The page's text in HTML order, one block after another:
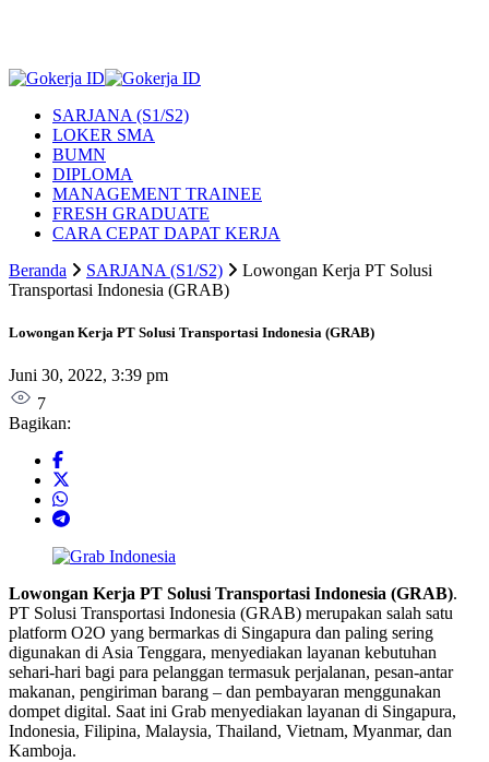
SARJANA (S1/S2)
LOKER SMA
BUMN
DIPLOMA
MANAGEMENT TRAINEE
FRESH GRADUATE
CARA CEPAT DAPAT KERJA
Beranda
SARJANA (S1/S2)
Lowongan Kerja PT Solusi
Transportasi Indonesia (GRAB)
Lowongan Kerja PT Solusi Transportasi Indonesia (GRAB)
Juni 30, 2022, 3:39 pm
7
Bagikan:
Lowongan Kerja PT Solusi Transportasi Indonesia (GRAB).
PT Solusi Transportasi Indonesia (GRAB) merupakan salah satu
platform O2O yang bermarkas di Singapura dan paling sering
digunakan di Asia Tenggara, menyediakan layanan kebutuhan
sehari-hari bagi para pelanggan termasuk perjalanan, pesan-antar
makanan, pengiriman barang – dan pembayaran menggunakan
dompet digital. Saat ini Grab menyediakan layanan di Singapura,
Indonesia, Filipina, Malaysia, Thailand, Vietnam, Myanmar, dan
Kamboja.